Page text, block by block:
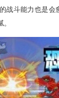
战斗能力也是会